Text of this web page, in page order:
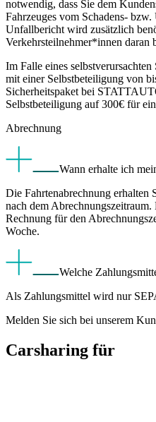
notwendig, dass Sie dem
Fahrzeuges vom Schadens-
Unfallbericht wird zusätzlich
Verkehrsteilnehmer*innen daran
Im Falle eines
mit einer Selbstbeteiligung von
Sicherheitspaket bei
Selbstbeteiligung auf 300€ für
Abrechnung
Wann erhalte ich
Die Fahrtenabrechnung erhalten
nach dem
Rechnung für den
Woche.
Welche
Als Zahlungsmittel wird nur
Melden Sie sich bei unserem
Carsharing für